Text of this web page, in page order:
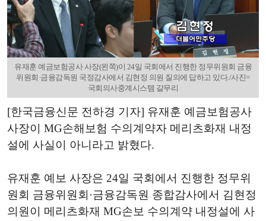
유재훈 예금보험공사 사장(왼쪽)이 24일 국회에서 진행한 정무위원회 금융
위원회·금융감독원 국정감사에서 김현정 의원 질의에 답하고 있다./사진=
국회의사중계시스템 갈무리
[한국금융신문 전하경 기자] 유재훈 예금보험공사
사장이 MG손해보험 수의계약자 메리츠화재 내정
설에 사실이 아니라고 밝혔다.
유재훈 예보 사장은 24일 국회에서 진행한 정무위
원회 금융위원회·금융감독원 종합감사에서 김현정
의원이 메리츠화재 MG손보 수의계약 내정설에 사